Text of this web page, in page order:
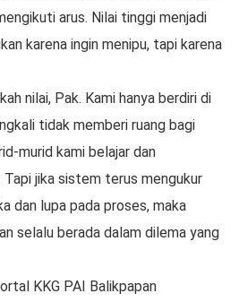
arus. Nilai tinggi menjadi
karena ingin menipu, tapi karena
nilai, Pak. Kami hanya berdiri di
tidak memberi ruang bagi
murid kami belajar dan
Tapi jika sistem terus mengukur
dan lupa pada proses, maka
selalu berada dalam dilema yang
KKG PAI Balikpapan